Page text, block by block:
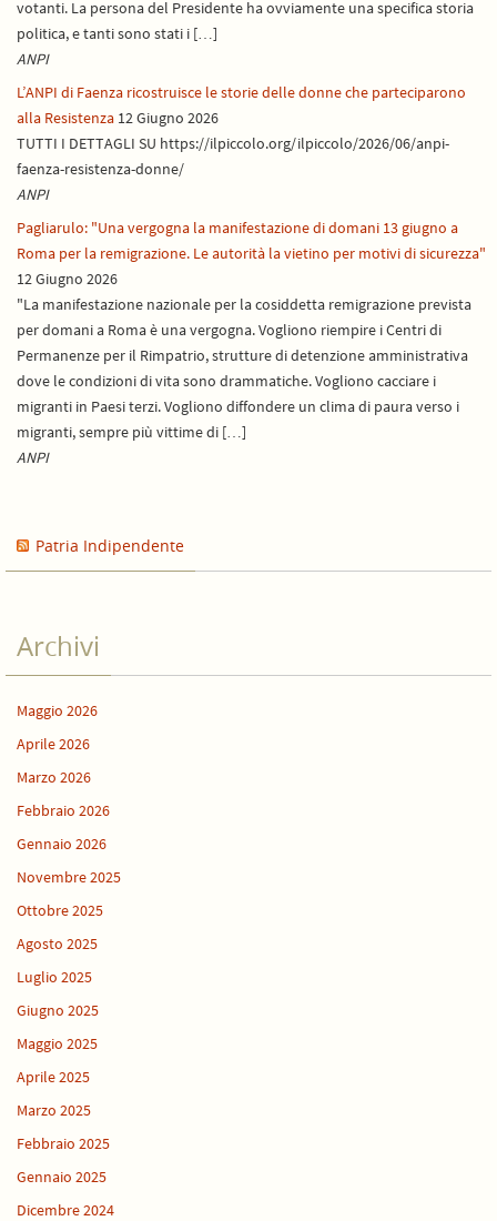
votanti. La persona del Presidente ha ovviamente una specifica storia
politica, e tanti sono stati i […]
ANPI
L’ANPI di Faenza ricostruisce le storie delle donne che parteciparono
alla Resistenza 12 Giugno 2026
TUTTI I DETTAGLI SU https://ilpiccolo.org/ilpiccolo/2026/06/anpi-
faenza-resistenza-donne/
ANPI
Pagliarulo: "Una vergogna la manifestazione di domani 13 giugno a
Roma per la remigrazione. Le autorità la vietino per motivi di sicurezza"
12 Giugno 2026
"La manifestazione nazionale per la cosiddetta remigrazione prevista
per domani a Roma è una vergogna. Vogliono riempire i Centri di
Permanenze per il Rimpatrio, strutture di detenzione amministrativa
dove le condizioni di vita sono drammatiche. Vogliono cacciare i
migranti in Paesi terzi. Vogliono diffondere un clima di paura verso i
migranti, sempre più vittime di […]
ANPI
Patria Indipendente
Archivi
Maggio 2026
Aprile 2026
Marzo 2026
Febbraio 2026
Gennaio 2026
Novembre 2025
Ottobre 2025
Agosto 2025
Luglio 2025
Giugno 2025
Maggio 2025
Aprile 2025
Marzo 2025
Febbraio 2025
Gennaio 2025
Dicembre 2024